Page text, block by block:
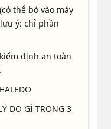
thể bỏ vào máy
ý: chỉ phần
định an toàn
DO GÌ TRONG 3